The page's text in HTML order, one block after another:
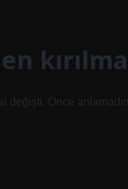
kırılma
değişti. Önce